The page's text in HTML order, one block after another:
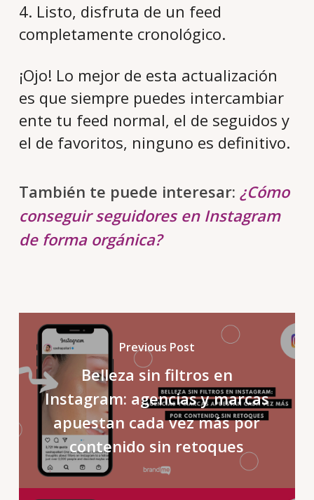
4. Listo, disfruta de un feed
completamente cronológico.
¡Ojo! Lo mejor de esta actualización
es que siempre puedes intercambiar
ente tu feed normal, el de seguidos y
el de favoritos, ninguno es definitivo.
También te puede interesar: ¿Cómo
conseguir seguidores en Instagram
de forma orgánica?
Previous Post
Belleza sin filtros en
Instagram: agencias y marcas
apuestan cada vez más por
contenido sin retoques